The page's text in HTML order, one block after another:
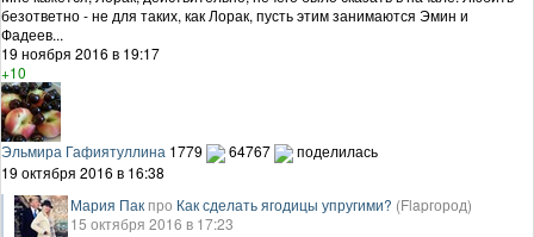
безответно - не для таких, как Лорак, пусть этим занимаются Эмин и
Фадеев...
19 ноября 2016 в 19:17
+10
Эльмира Гафиятуллина 1779 64767
поделилась
19 октября 2016 в 16:38
Мария Пак про Как сделать ягодицы упругими? (Flapгород)
15 октября 2016 в 17:23